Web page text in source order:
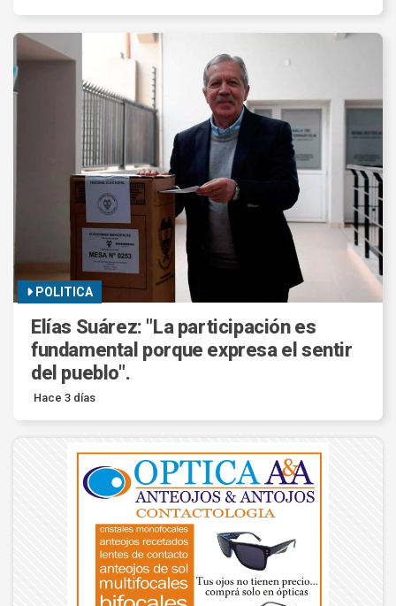
POLITICA
Elías Suárez: "La participación es
fundamental porque expresa el sentir
del pueblo".
Hace 3 días